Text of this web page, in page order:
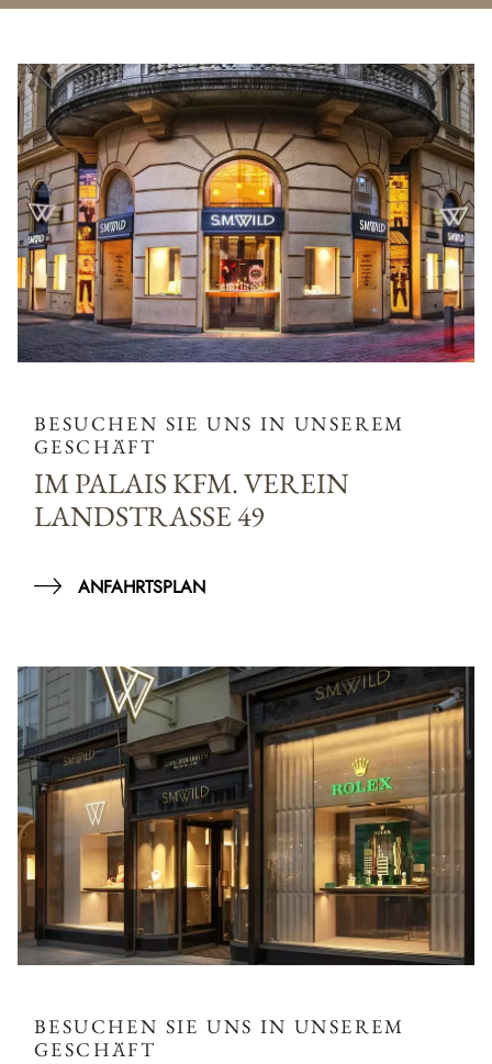
BESUCHEN SIE UNS IN UNSEREM
GESCHÄFT
IM PALAIS KFM. VEREIN
LANDSTRASSE 49
ANFAHRTSPLAN
BESUCHEN SIE UNS IN UNSEREM
GESCHÄFT